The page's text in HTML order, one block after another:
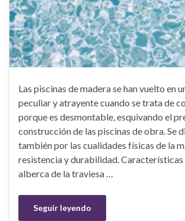
Las piscinas de madera se han vuelto en
peculiar y atrayente cuando se trata de
porque es desmontable, esquivando el
construcción de las piscinas de obra. Se
también por las cualidades físicas de la
resistencia y durabilidad. Características
alberca de la traviesa …
Seguir leyendo